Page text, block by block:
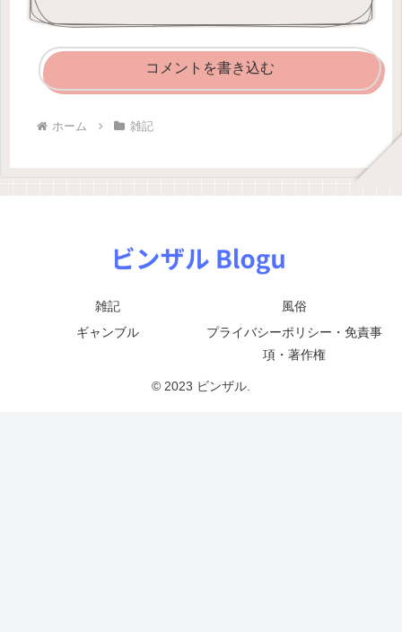
コメントを書き込む
ホーム 雑記
雑記
風俗
ギャンブル
プライバシーポリシー・免責事
項・著作権
© 2023 ビンザル.